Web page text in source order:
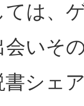
ては、
会いそ
書シェ